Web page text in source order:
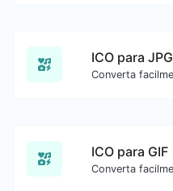
ICO para JPG
ICO para GIF